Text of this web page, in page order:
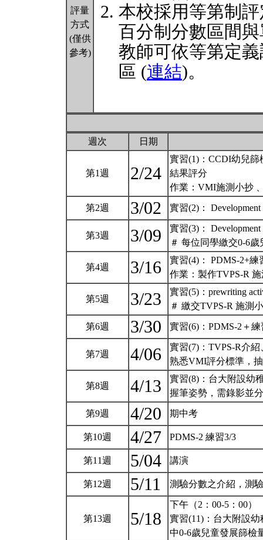
評量
方式
(僅供
參考)
本校採用等第制
百分制分數區間
教師可依等第定
區 (連結)。
週次 日期
第1週 2/24
實習(1)：CCDI幼兒
結果評分
作業：VMI施測小抄
第2週 3/02 實習(2)：
第3週 3/09
實習(3)：
＃ 每位同學繳交0-6
第4週 3/16
實習(4)： PDMS-2+練
作業：製作TVPS-R
第5週 3/23
實習(5)：prewriting
＃ 繳交TVPS-R 施測
第6週 3/30 實習(6)：PDMS-2＋
第7週 4/06
實習(7)：TVPS-R介
熟悉VMI評分標準，
第8週 4/13
實習(8)：台大附設幼
握筆姿勢，需錄影並
第9週 4/20 期中考
第10週 4/27 PDMS-2 練習3/3
第11週 5/04 講演
第12週 5/11 測驗分數之介紹，測
第13週 5/18
下午（2：00-5：00）
實習(11)：台大附設
中0-6歲兒童發展篩檢